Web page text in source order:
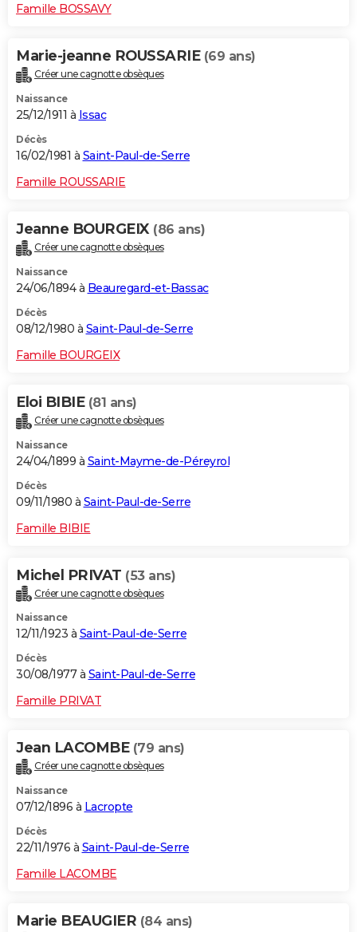
Famille BOSSAVY
Marie-jeanne ROUSSARIE (69 ans)
Créer une cagnotte obsèques
Naissance
25/12/1911 à Issac
Décès
16/02/1981 à Saint-Paul-de-Serre
Famille ROUSSARIE
Jeanne BOURGEIX (86 ans)
Créer une cagnotte obsèques
Naissance
24/06/1894 à Beauregard-et-Bassac
Décès
08/12/1980 à Saint-Paul-de-Serre
Famille BOURGEIX
Eloi BIBIE (81 ans)
Créer une cagnotte obsèques
Naissance
24/04/1899 à Saint-Mayme-de-Péreyrol
Décès
09/11/1980 à Saint-Paul-de-Serre
Famille BIBIE
Michel PRIVAT (53 ans)
Créer une cagnotte obsèques
Naissance
12/11/1923 à Saint-Paul-de-Serre
Décès
30/08/1977 à Saint-Paul-de-Serre
Famille PRIVAT
Jean LACOMBE (79 ans)
Créer une cagnotte obsèques
Naissance
07/12/1896 à Lacropte
Décès
22/11/1976 à Saint-Paul-de-Serre
Famille LACOMBE
Marie BEAUGIER (84 ans)